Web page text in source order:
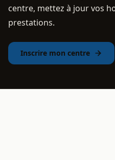
centre, mettez à jour vos
prestations.
Inscrire mon centre